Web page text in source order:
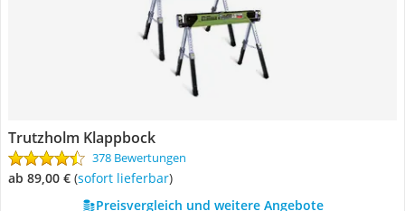
Trutzholm Klappbock
378 Bewertungen
ab 89,00 € ( Sofort lieferbar)
Preisvergleich und weitere Angebote